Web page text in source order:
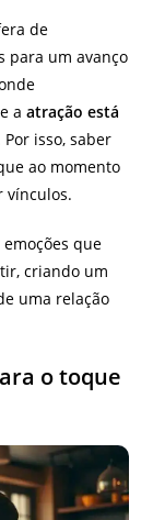
de
para um avanço
aatração está
isso, saber
ao momento
vínculos.
que
criando um
uma relação
o toque